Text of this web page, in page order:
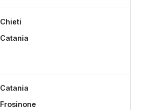
Chieti
Catania
Catania
Frosinone